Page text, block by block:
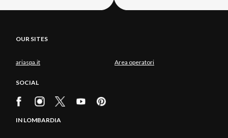
OUR SITES
ariaspa.it Area operatori
SOCIAL
IN LOMBARDIA